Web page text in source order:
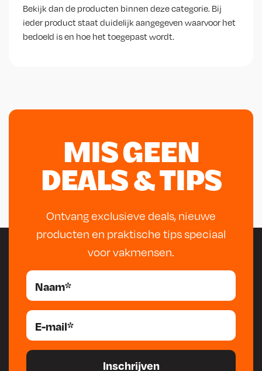
Bekijk dan de producten binnen deze categorie. Bij
ieder product staat duidelijk aangegeven waarvoor het
bedoeld is en hoe het toegepast wordt.
MIS GEEN
DEALS & TIPS
Ontvang exclusieve deals, nieuwe
producten en praktische tips speciaal
voor vakmensen.